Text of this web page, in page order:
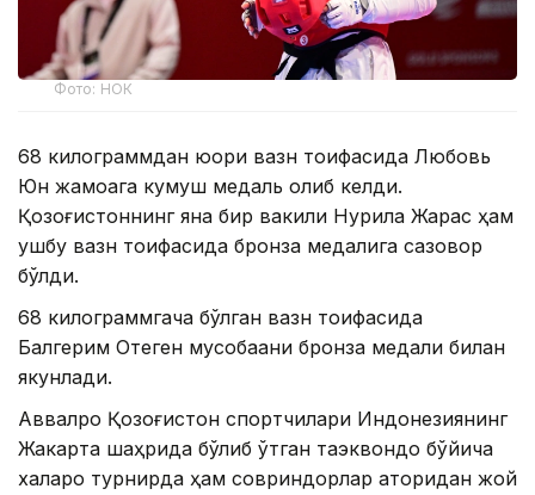
Фото: НОК
68 килограммдан юқори вазн тоифасида Любовь
Юн жамоага кумуш медаль олиб келди.
Қозоғистоннинг яна бир вакили Нурила Жарас ҳам
ушбу вазн тоифасида бронза медалига сазовор
бўлди.
68 килограммгача бўлган вазн тоифасида
Балгерим Отеген мусобақани бронза медали билан
якунлади.
Аввалроқ Қозоғистон спортчилари Индонезиянинг
Жакарта шаҳрида бўлиб ўтган таэквондо бўйича
халқаро турнирда ҳам совриндорлар қаторидан жой